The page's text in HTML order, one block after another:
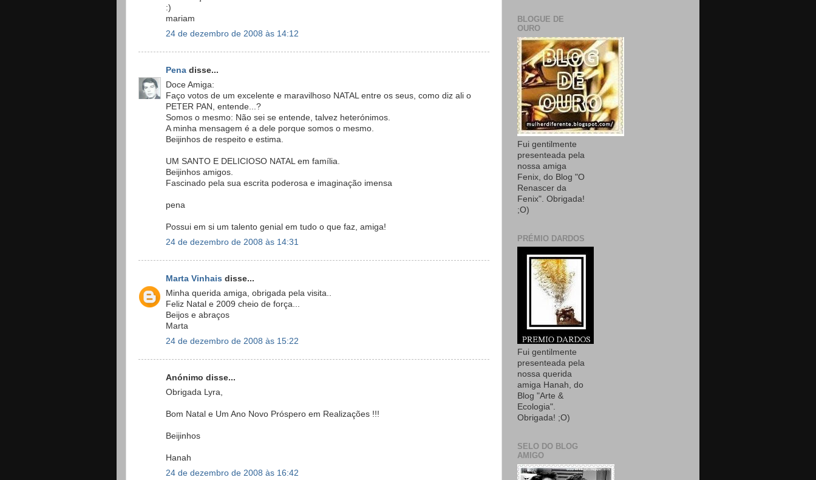
:)
mariam
24 de dezembro de 2008 às 14:12
Pena disse...
Doce Amiga:
Faço votos de um excelente e maravilhoso NATAL entre os seus, como diz ali o
PETER PAN, entende...?
Somos o mesmo: Não sei se entende, talvez heterónimos.
A minha mensagem é a dele porque somos o mesmo.
Beijinhos de respeito e estima.
UM SANTO E DELICIOSO NATAL em família.
Beijinhos amigos.
Fascinado pela sua escrita poderosa e imaginação imensa
pena
Possui em si um talento genial em tudo o que faz, amiga!
24 de dezembro de 2008 às 14:31
Marta Vinhais disse...
Minha querida amiga, obrigada pela visita..
Feliz Natal e 2009 cheio de força...
Beijos e abraços
Marta
24 de dezembro de 2008 às 15:22
Anónimo disse...
Obrigada Lyra,
Bom Natal e Um Ano Novo Próspero em Realizações !!!
Beijinhos
Hanah
24 de dezembro de 2008 às 16:42
BLOGUE DE
OURO
Fui gentilmente
presenteada pela
nossa amiga
Fenix, do Blog "O
Renascer da
Fenix". Obrigada!
;O)
PRÉMIO DARDOS
Fui gentilmente
presenteada pela
nossa querida
amiga Hanah, do
Blog "Arte &
Ecologia".
Obrigada! ;O)
SELO DO BLOG
AMIGO